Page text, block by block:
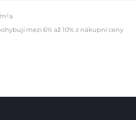
mezi 6% až 10% z nákupní ceny